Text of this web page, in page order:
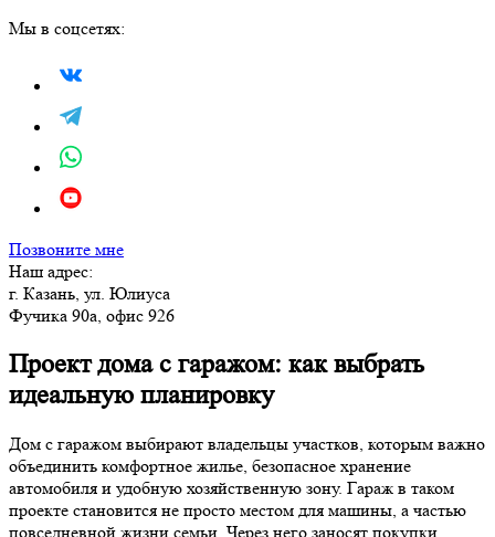
Мы в соцсетях:
Позвоните мне
Наш адрес:
г. Казань, ул. Юлиуса
Фучика 90а, офис 926
Проект дома с гаражом: как выбрать
идеальную планировку
Дом с гаражом выбирают владельцы участков, которым важно
объединить комфортное жилье, безопасное хранение
автомобиля и удобную хозяйственную зону. Гараж в таком
проекте становится не просто местом для машины, а частью
повседневной жизни семьи. Через него заносят покупки,